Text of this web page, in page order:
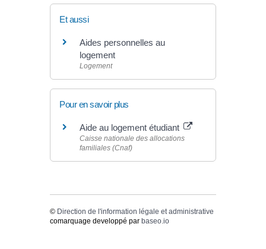
Et aussi
Aides personnelles au
logement
Logement
Pour en savoir plus
Aide au logement étudiant
Caisse nationale des allocations
familiales (Cnaf)
© Direction de l'information légale et administrative
comarquage developpé par baseo.io